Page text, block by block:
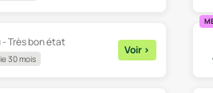
- Très bon état
30 mois
Voir >